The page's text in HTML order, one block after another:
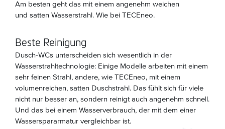
Am besten geht das mit einem angenehm weichen
und satten Wasserstrahl. Wie bei TECEneo.
Beste Reinigung
Dusch-WCs unterscheiden sich wesentlich in der
Wasserstrahltechnologie: Einige Modelle arbeiten mit einem
sehr feinen Strahl, andere, wie TECEneo, mit einem
volumenreichen, satten Duschstrahl. Das fühlt sich für viele
nicht nur besser an, sondern reinigt auch angenehm schnell.
Und das bei einem Wasserverbrauch, der mit dem einer
Wasserspararmatur vergleichbar ist.